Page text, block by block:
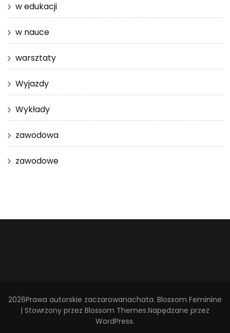
w edukacji
w nauce
warsztaty
Wyjazdy
Wykłady
zawodowa
zawodowe
2026Prawa autorskie zaczarowanachata. Blossom Feminine
| Stowrzony przez Blossom Themes.Napędzane przez
WordPress.